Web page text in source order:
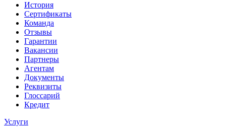
История
Сертификаты
Команда
Отзывы
Гарантии
Вакансии
Партнеры
Агентам
Документы
Реквизиты
Глоссарий
Кредит
Услуги